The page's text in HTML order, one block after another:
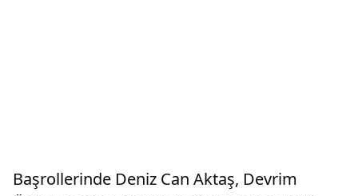
Başrollerinde Deniz Can Aktaş, Devrim